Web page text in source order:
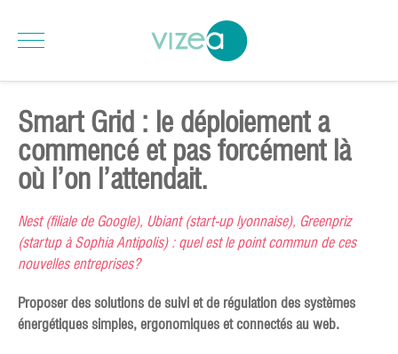
Smart Grid : le déploiement a
commencé et pas forcément là
où l’on l’attendait.
Nest (filiale de Google), Ubiant (start-up lyonnaise), Greenpriz
(startup à Sophia Antipolis) : quel est le point commun de ces
nouvelles entreprises?
Proposer des solutions de suivi et de régulation des systèmes
énergétiques simples, ergonomiques et connectés au web.